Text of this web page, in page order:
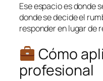
Ese espacio es donde
donde se decide el
responder en lugar de
Cómo
profesional